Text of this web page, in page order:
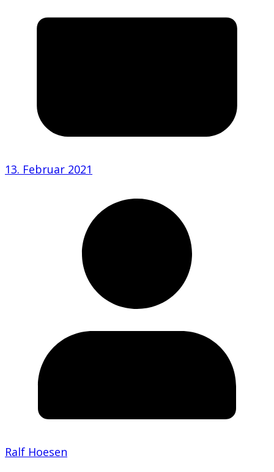
13. Februar 2021
Ralf Hoesen